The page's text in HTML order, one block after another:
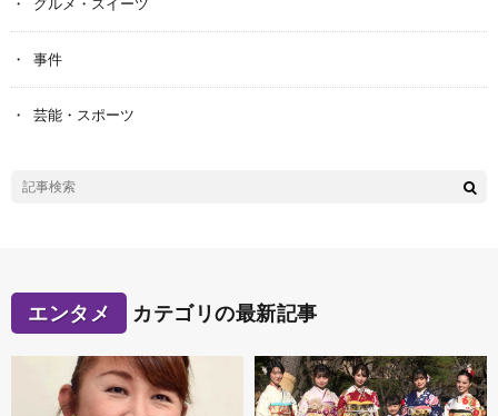
事件
芸能・スポーツ
エンタメ カテゴリの最新記事